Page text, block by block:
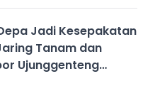
Jadi Kesepakatan
Tanam dan
Ujunggenteng